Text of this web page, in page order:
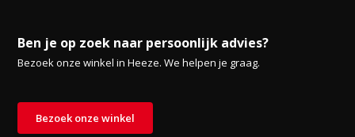
Ben je op zoek naar persoonlijk advies?
Bezoek onze winkel in Heeze. We helpen je graag.
Bezoek onze winkel